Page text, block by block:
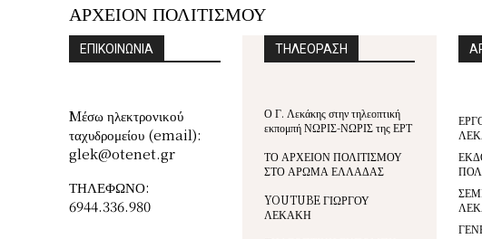
ΑΡΧΕΙΟΝ ΠΟΛΙΤΙΣΜΟΥ
ΕΠΙΚΟΙΝΩΝΙΑ
Mέσω ηλεκτρονικού
ταχυδρομείου (email):
glek@otenet.gr
ΤΗΛΕΦΩΝΟ:
6944.336.980
ΤΗΛΕΟΡΑΣΗ
Ο Γ. Λεκάκης στην τηλεοπτική
εκπομπή ΝΩΡΙΣ-ΝΩΡΙΣ της ΕΡΤ
ΤΟ ΑΡΧΕΙΟΝ ΠΟΛΙΤΙΣΜΟΥ
ΣΤΟ ΑΡΩΜΑ ΕΛΛΑΔΑΣ
YOUTUBE ΓΙΩΡΓΟΥ
ΛΕΚΑΚΗ